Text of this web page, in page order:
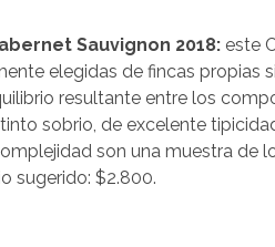
Sauvignon 2018: este
elegidas de fincas propias
resultante entre los
sobrio, de excelente
son una muestra de
sugerido: $2.800.